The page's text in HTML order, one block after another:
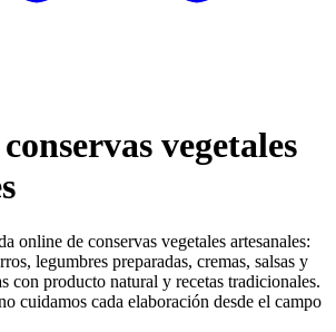
vegetales
online de conservas vegetales artesanales:
legumbres preparadas, cremas, salsas y
con producto natural y recetas tradicionales.
cuidamos cada elaboración desde el campo